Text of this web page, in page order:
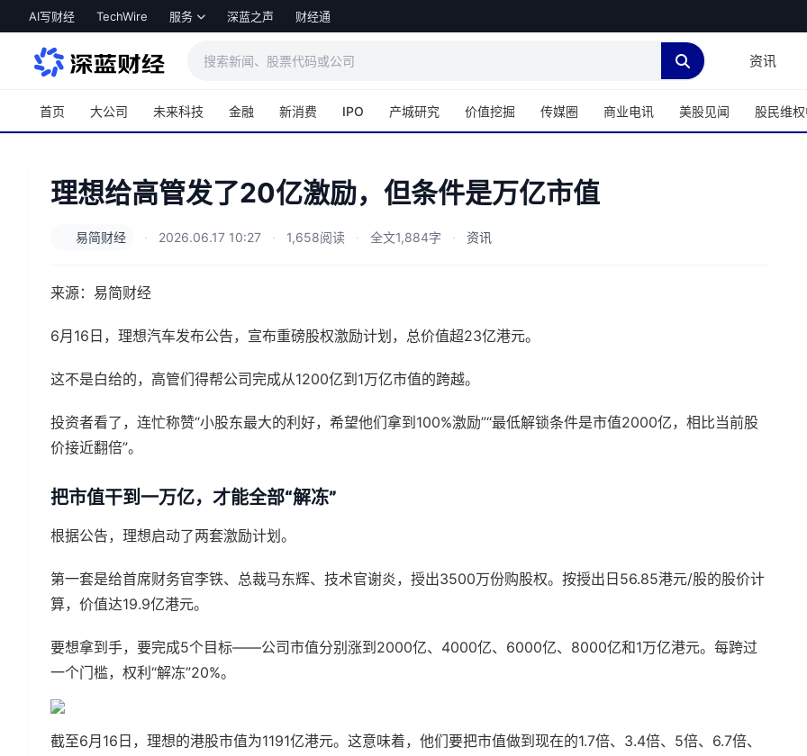
跳转到主内容
AI写财经 TechWire 服务 深蓝之声 财经通
资讯
首页 大公司 未来科技 金融 新消费 IPO 产城研究 价值挖掘 传媒圈 商业电讯 美股见闻 股民维
理想给高管发了20亿激励，但条件是万亿市值
易简财经 · 2026.06.17 10:27 · 1,658阅读 · 全文1,884字 · 资讯
来源：易简财经
6月16日，理想汽车发布公告，宣布重磅股权激励计划，总价值超23亿港元。
这不是白给的，高管们得帮公司完成从1200亿到1万亿市值的跨越。
投资者看了，连忙称赞“小股东最大的利好，希望他们拿到100%激励”“最低解锁条件是市值2000亿，相比当前股
价接近翻倍”。
把市值干到一万亿，才能全部“解冻”
根据公告，理想启动了两套激励计划。
第一套是给首席财务官李铁、总裁马东辉、技术官谢炎，授出3500万份购股权。按授出日56.85港元/股的股价计
算，价值达19.9亿港元。
要想拿到手，要完成5个目标——公司市值分别涨到2000亿、4000亿、6000亿、8000亿和1万亿港元。每跨过
一个门槛，权利“解冻”20%。
截至6月16日，理想的港股市值为1191亿港元。这意味着，他们要把市值做到现在的1.7倍、3.4倍、5倍、6.7倍、